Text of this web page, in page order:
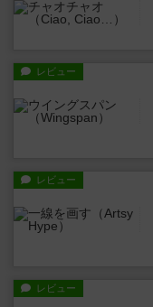
レビュー
レビュー
レビュー